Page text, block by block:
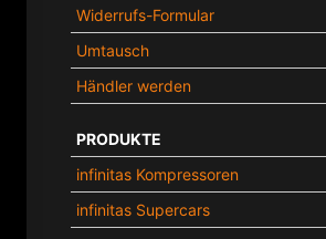
Widerrufs-Formular
Umtausch
Händler werden
PRODUKTE
infinitas Kompressoren
infinitas Supercars